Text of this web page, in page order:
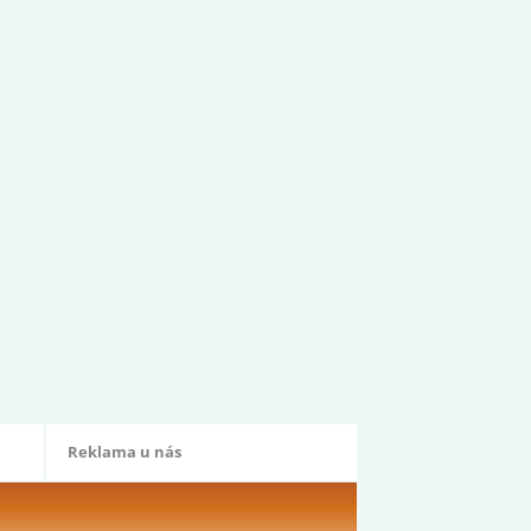
Reklama u nás